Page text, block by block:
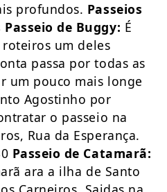
profundos. Passeios
Passeio de Buggy: É
um deles
passa por todas as
um pouco mais longe
Agostinho por
o passeio na
Rua da Esperança.
Passeio de Catamarã:
ara a ilha de Santo